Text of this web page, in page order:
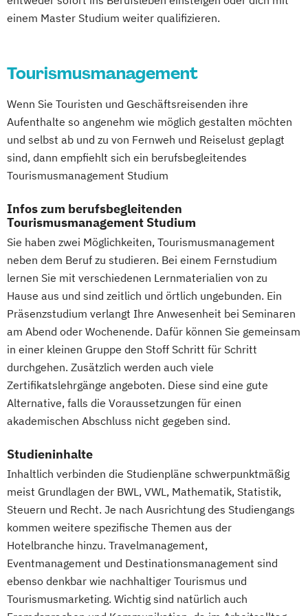
Immobilienkaufleute
Immobilienwirtschaft
Informatik
(DE/EN)
Innovation and Entrepreneurship (DE/EN)
International Healthcare Management
(DE/EN)
International Management (DE/EN)
Internationales Marketing
Journalismus und digitale Kommunikation
Kindheitspädagogik für Erzieher:innen
Kommunikationsdesign
Kommunikationspsychologie
Kultur- und Medienpädagogik
Leitungshandeln in der Pädagogik
Logistikmanagement Logopädie
Management (DE/EN)
Marketing
Marketing und digitale Medien
Marketingmanagement Maschinenbau
Master of Business Administration (DE/EN)
Mechatronik Mediendesign
Medieninformatik
Medizinische Informatik
Medizintechnik
Modemanagement
Nachhaltiges Management New Work
Online Marketing
Online Marketing (DE/EN)
Personalentwicklung
Personalmanagement
Personalmanagement (DE/EN) Pflege
Global Business Administration (EN)
Integrative Lerntherapie
Kommunikation und Content Creation
Kommunikation und Medienmanagement
Kommunikationsdesign
Lebensmittelmanagement und -
technologie
Lerntherapie
Management
Management im Gesundheitswesen
Mediendesign
Nachhaltigkeitsmanagement
Online Marketing
Personalpsychologie und Human Resource
Management
Pflege
Pharmamanagement und -technologie
Prozess- und Projektmanagement
Psychologie
Pädagogik
Sales Management & Strategy
Soziale Arbeit
Soziale Arbeit im Online-Abendstudium
Sozialmanagement Sozialwissenschaften
Sustainability Management
Therapiewissenschaften - Ergotherapie
MBA Health Care Management
Master of Business Administration (MBA)
Sports Nutrion (EN)
Online-Marketing & Marketingmanagement
Online-Marketing & Marketingmanagement
Personalmanagement
Prävention & Gesundheitsförderung
Prävention
Sporttherapie und
Gesundheitsmanagement
Public Relations Hochschulzertifikat
Revenue Management
Sportvermarktung
Sportökonom (FH)
Tourism Consulting
Tourismus Management
Tourismusökonom (FH)
Veranstaltungsökonom (FH)
Wirtschaftspsychologie
einem Master Studium weiter qualifizieren.
Tourismusmanagement
Wenn Sie Touristen und Geschäftsreisenden ihre
Aufenthalte so angenehm wie möglich gestalten möchten
und selbst ab und zu von Fernweh und Reiselust geplagt
sind, dann empfiehlt sich ein berufsbegleitendes
Tourismusmanagement Studium
Infos zum berufsbegleitenden
Tourismusmanagement Studium
Sie haben zwei Möglichkeiten, Tourismusmanagement
neben dem Beruf zu studieren. Bei einem Fernstudium
lernen Sie mit verschiedenen Lernmaterialien von zu
Hause aus und sind zeitlich und örtlich ungebunden. Ein
Präsenzstudium verlangt Ihre Anwesenheit bei Seminaren
am Abend oder Wochenende. Dafür können Sie gemeinsam
in einer kleinen Gruppe den Stoff Schritt für Schritt
durchgehen. Zusätzlich werden auch viele
Zertifikatslehrgänge angeboten. Diese sind eine gute
Alternative, falls die Voraussetzungen für einen
akademischen Abschluss nicht gegeben sind.
Studieninhalte
Inhaltlich verbinden die Studienpläne schwerpunktmäßig
meist Grundlagen der BWL, VWL, Mathematik, Statistik,
Steuern und Recht. Je nach Ausrichtung des Studiengangs
kommen weitere spezifische Themen aus der
Hotelbranche hinzu. Travelmanagement,
Eventmanagement und Destinationsmanagement sind
ebenso denkbar wie nachhaltiger Tourismus und
Tourismusmarketing. Wichtig sind natürlich auch